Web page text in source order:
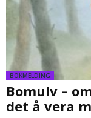
BOKMELDING
Bomulv –
det å vera